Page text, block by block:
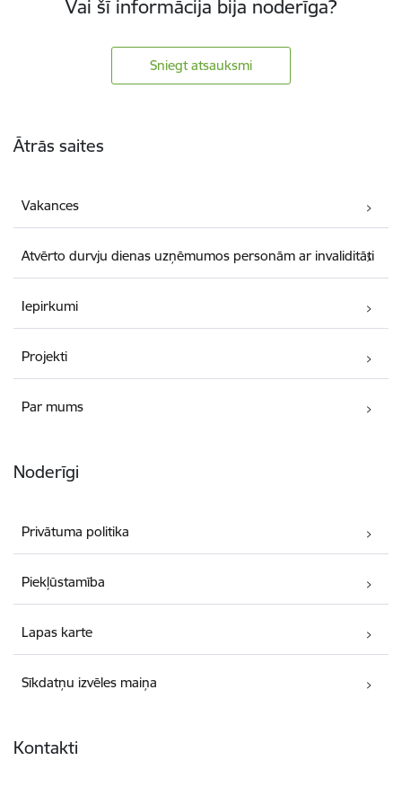
Vai šī informācija bija noderīga?
Sniegt atsauksmi
Ātrās saites
Vakances
Atvērto durvju dienas uzņēmumos personām ar invaliditāti
Iepirkumi
Projekti
Par mums
Noderīgi
Privātuma politika
Piekļūstamība
Lapas karte
Sīkdatņu izvēles maiņa
Kontakti